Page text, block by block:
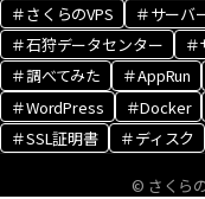
＃さくらのVPS
＃サーバ
＃石狩データセンター
＃調べてみた
＃AppRun
＃WordPress
＃Docker
＃SSL証明書
＃ディスク
© さくら